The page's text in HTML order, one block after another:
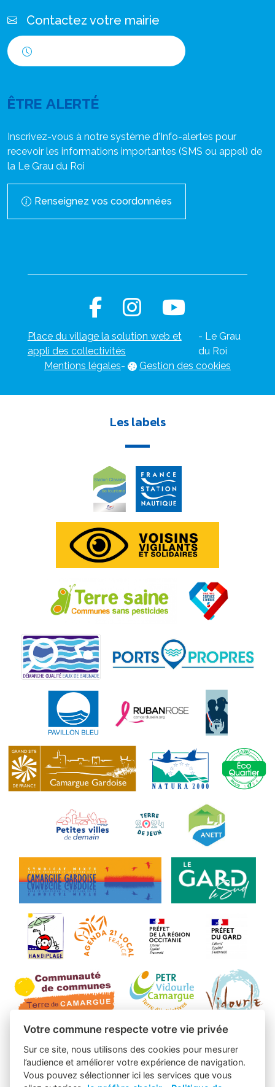
Contactez votre mairie
ÊTRE ALERTÉ
Inscrivez-vous à notre système d'Info-alertes pour
recevoir les informations importantes (SMS ou appel) de
la Le Grau du Roi
Renseignez vos coordonnées
Place du village la solution web et
appli des collectivités
- Le Grau
du Roi
Mentions légales- Gestion des cookies
Les labels
Votre commune respecte votre vie privée
Sur ce site, nous utilisons des cookies pour mesurer
l’audience et améliorer votre expérience de navigation.
Vous pouvez sélectionner ici les services que vous